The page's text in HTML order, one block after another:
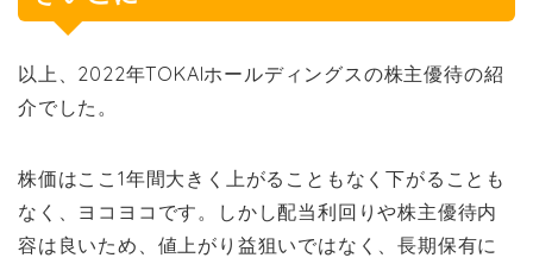
以上、2022年TOKAIホールディングスの株主優待の紹
介でした。
株価はここ1年間大きく上がることもなく下がることも
なく、ヨコヨコです。しかし配当利回りや株主優待内
容は良いため、値上がり益狙いではなく、長期保有に